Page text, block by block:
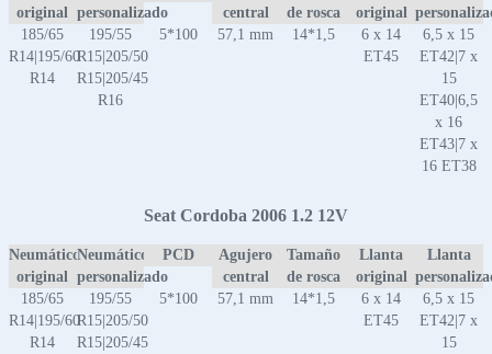
original
personalizado
central
de rosca
original
185/65
R14|195/60
R14
195/55
R15|205/50
R15|205/45
R16
5*100 57,1 mm 14*1,5
6 x 14
ET45
6,5 x 15
ET42|7 x
15
ET40|6,5
x 16
ET43|7 x
16 ET38
Seat Cordoba 2006 1.2 12V
Neumático
original
Neumático
personalizado
PCD
Agujero
central
Tamaño
de rosca
Llanta
original
Llanta
185/65
R14|195/60
R14
195/55
R15|205/50
R15|205/45
5*100 57,1 mm 14*1,5
6 x 14
ET45
6,5 x 15
ET42|7 x
15